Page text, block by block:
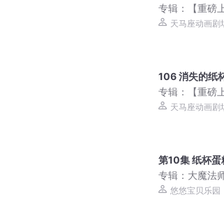
专辑：
【重磅
辑｜安全救援
天马座动画剧
106 消失的纸
专辑：
【重磅
辑｜安全救援
天马座动画剧
第10集 纸杯蛋
专辑： 大魔法
公主魔法|女孩
悠悠宝贝乐园